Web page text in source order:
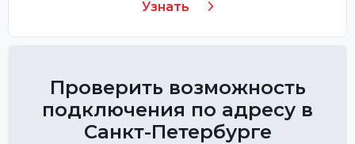
Узнать
Проверить возможность
подключения по адресу в
Санкт-Петербурге